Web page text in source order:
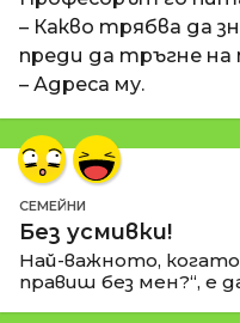
– Какво трябва да
преди да тръгне на
– Адреса му.
СЕМЕЙНИ
Без усмивки!
Най-важното,
правиш без мен?“, е